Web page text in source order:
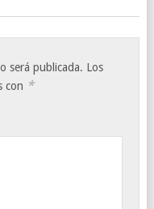
será publicada. Los
con *